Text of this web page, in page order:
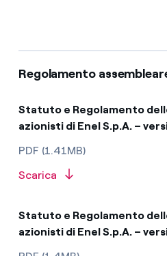
Regolamento
Statuto e Regolamento
azionisti di Enel S.p.A. –
PDF (1.41MB)
Scarica
Statuto e Regolamento
azionisti di Enel S.p.A. –